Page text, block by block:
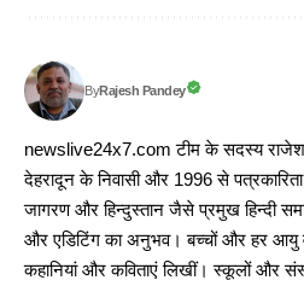
ByRajesh Pandey
newslive24x7.com टीम के सदस्य राजेश
देहरादून के निवासी और 1996 से
जागरण और हिन्दुस्तान जैसे प्रमुख हिन्दी
और एडिटिंग का अनुभव। बच्चों और हर आयु
कहानियां और कविताएं लिखीं। स्कूलों और